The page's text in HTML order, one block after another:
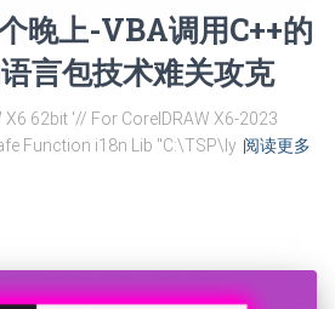
晚上-VBA调用C++的
言包技术难关攻克
X6 62bit '// For CorelDRAW X6-2023
Function i18n Lib "C:\TSP\ly 阅读更多